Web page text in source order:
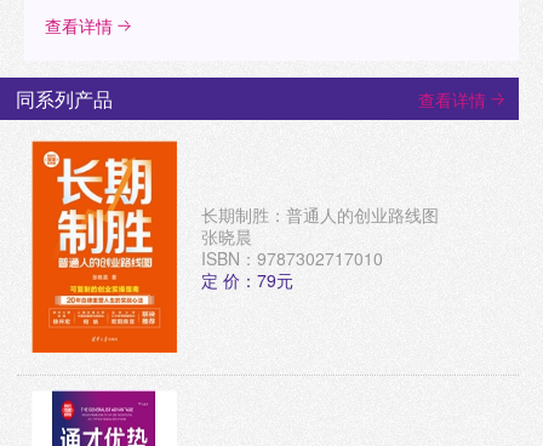
查看详情
同系列产品 查看详情
长期制胜：普通人的创业路线图
张晓晨
ISBN：9787302717010
定 价：79元